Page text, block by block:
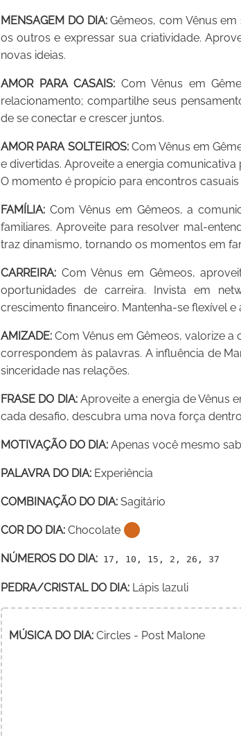
MENSAGEM DO DIA:Gêmeos, com Vênus
os outros e expressar sua criatividade.
novas ideias.
AMOR PARA CASAIS: Com Vênus em
relacionamento; compartilhe seus
de se conectar e crescer juntos.
AMOR PARA SOLTEIROS:Com Vênus em
e divertidas. Aproveite a energia
O momento é propício para encontros casuais
FAMÍLIA: Com Vênus em Gêmeos, a
familiares. Aproveite para resolver mal-
traz dinamismo, tornando os momentos em
CARREIRA: Com Vênus em Gêmeos,
oportunidades de carreira. Invista em
crescimento financeiro. Mantenha-se flexível
AMIZADE: Com Vênus em Gêmeos, valorize
correspondem às palavras. A influência de
sinceridade nas relações.
FRASE DO DIA:Aproveite a energia de Vênus
cada desafio, descubra uma nova força
MOTIVAÇÃO DO DIA: Apenas você mesmo
PALAVRA DO DIA: Experiência
COMBINAÇÃO DO DIA: Sagitário
COR DO DIA: Chocolate
NÚMEROS DO DIA: 17, 10, 15, 2, 26, 37
PEDRA/CRISTAL DO DIA: Lápis lazuli
MÚSICA DO DIA: Circles - Post Malone